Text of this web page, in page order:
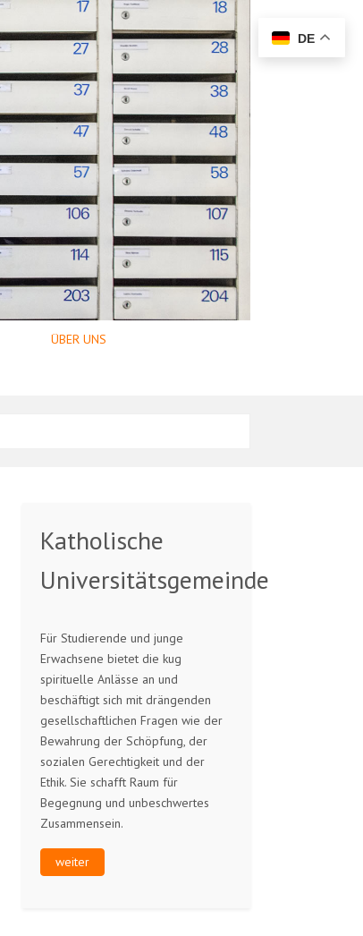
ÜBER UNS
Katholische
Universitätsgemeinde
Für Studierende und junge
Erwachsene bietet die kug
spirituelle Anlässe an und
beschäftigt sich mit drängenden
gesellschaftlichen Fragen wie der
Bewahrung der Schöpfung, der
sozialen Gerechtigkeit und der
Ethik. Sie schafft Raum für
Begegnung und unbeschwertes
Zusammensein.
weiter
DE